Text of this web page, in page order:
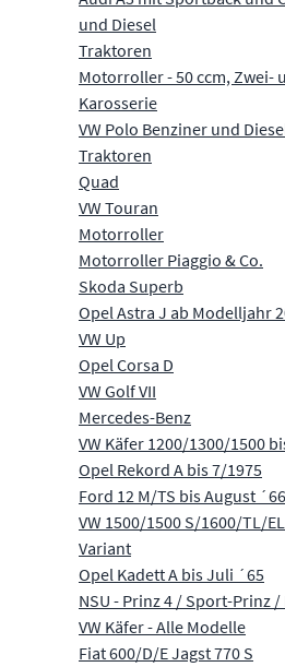
und Diesel
Traktoren
Motorroller - 50 ccm, Zwei-
Karosserie
VW Polo Benziner und
Traktoren
Quad
VW Touran
Motorroller
Motorroller Piaggio & Co.
Skoda Superb
Opel Astra J ab Modelljahr
VW Up
Opel Corsa D
VW Golf VII
Mercedes-Benz
VW Käfer 1200/1300/1500
Opel Rekord A bis 7/1975
Ford 12 M/TS bis August ´66
VW 1500/1500 S/1600/TL/
Variant
Opel Kadett A bis Juli ´65
NSU - Prinz 4 / Sport-Prinz /
VW Käfer - Alle Modelle
Fiat 600/D/E Jagst 770 S